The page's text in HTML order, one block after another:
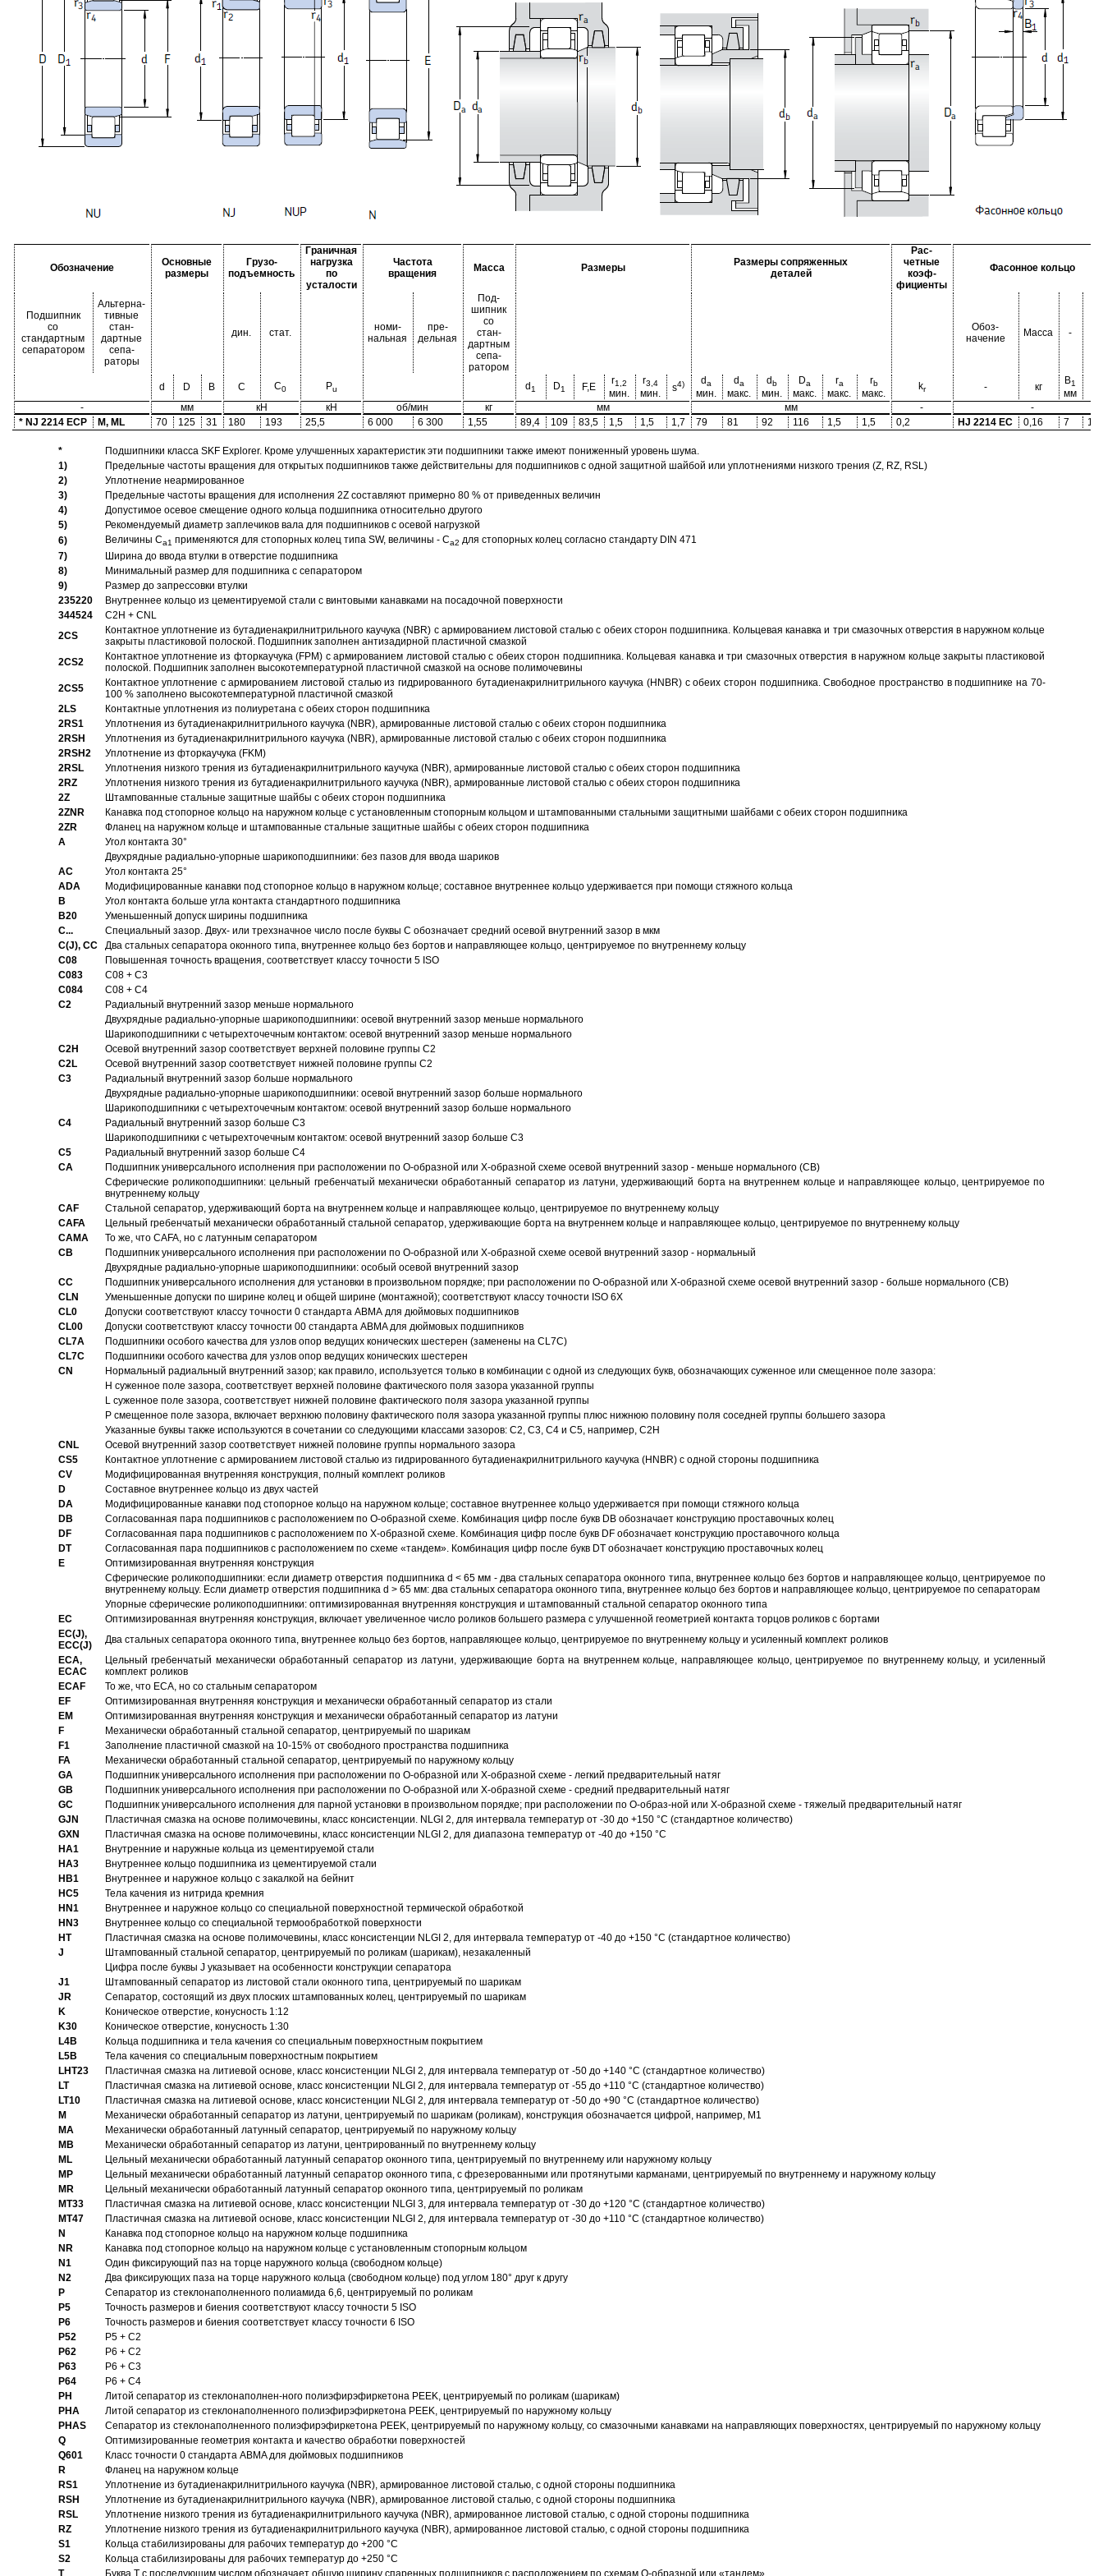
Обозначение
Основные
размеры
Грузо-
подъемность
Граничная
нагрузка
по
усталости
Частота
вращения
Масса Размеры
Размеры сопряженных
деталей
Рас-
четные
коэф-
фициенты
Фасонное кольцо
Подшипник
со
стандартным
сепаратором
Альтерна-
тивные
стан-
дартные
сепа-
раторы
дин. стат.
номи-
нальная
пре-
дельная
Под-
шипник
со
стан-
дартным
сепа-
ратором
Обоз-
начение
Масса -
d D B C C0 Pu d1 D1 F,E
r1,2
мин.
r3,4
мин.
s4) da
мин.
da
макс.
d b
мин.
Da
макс.
ra
макс.
rb
макс.
kr - кг
B1
мм
-
мм кН кН об/мин кг мм мм -
-
* NJ 2214 ECP
M, ML 70 125 31 180 193 25,5 6 000 6 300 1,55 89,4 109 83,5 1,5 1,5 1,7 79 81 92 116 1,5 1,5 0,2 HJ 2214 EC 0,16 7
*
Подшипники класса SKF Explorer. Кроме улучшенных характеристик эти подшипники также имеют пониженный уровень шума.
1)
Предельные частоты вращения для открытых подшипников также действительны для подшипников с одной защитной шайбой или уплотнениями низкого трения (Z, RZ, RSL)
2)
Уплотнение неармированное
3)
Предельные частоты вращения для исполнения 2Z составляют примерно 80 % от приведенных величин
4)
Допустимое осевое смещение одного кольца подшипника относительно другого
5)
Рекомендуемый диаметр заплечиков вала для подшипников с осевой нагрузкой
6)
Величины Ca1 применяются для стопорных колец типа SW, величины - Ca2 для стопорных колец согласно стандарту DIN 471
7)
Ширина до ввода втулки в отверстие подшипника
8)
Минимальный размер для подшипника с сепаратором
9)
Размер до запрессовки втулки
235220
Внутреннее кольцо из цементируемой стали с винтовыми канавками на посадочной поверхности
344524
C2H + CNL
2CS
Контактное уплотнение из бутадиенакрилнитрильного каучука (NBR) с армированием листовой сталью с обеих сторон подшипника. Кольцевая канавка и три смазочных отверстия в наружном кольце
закрыты пластиковой полоской. Подшипник заполнен антизадирной пластичной смазкой
2CS2
Контактное уплотнение из фторкаучука (FPM) с армированием листовой сталью с обеих сторон подшипника. Кольцевая канавка и три смазочных отверстия в наружном кольце закрыты пластиковой
полоской. Подшипник заполнен высокотемпературной пластичной смазкой на основе полимочевины
2CS5
Контактное уплотнение с армированием листовой сталью из гидрированного бутадиенакрилнитрильного каучука (HNBR) с обеих сторон подшипника. Свободное пространство в подшипнике на 70-
100 % заполнено высокотемпературной пластичной смазкой
2LS
Контактные уплотнения из полиуретана с обеих сторон подшипника
2RS1
Уплотнения из бутадиенакрилнитрильного каучука (NBR), армированные листовой сталью с обеих сторон подшипника
2RSH
Уплотнения из бутадиенакрилнитрильного каучука (NBR), армированные листовой сталью с обеих сторон подшипника
2RSH2
Уплотнение из фторкаучука (FKM)
2RSL
Уплотнения низкого трения из бутадиенакрилнитрильного каучука (NBR), армированные листовой сталью с обеих сторон подшипника
2RZ
Уплотнения низкого трения из бутадиенакрилнитрильного каучука (NBR), армированные листовой сталью с обеих сторон подшипника
2Z
Штампованные стальные защитные шайбы с обеих сторон подшипника
2ZNR
Канавка под стопорное кольцо на наружном кольце с установленным стопорным кольцом и штампованными стальными защитными шайбами с обеих сторон подшипника
2ZR
Фланец на наружном кольце и штампованные стальные защитные шайбы с обеих сторон подшипника
A
Угол контакта 30°
Двухрядные радиально-упорные шарикоподшипники: без пазов для ввода шариков
AC
Угол контакта 25°
ADA
Модифицированные канавки под стопорное кольцо в наружном кольце; составное внутреннее кольцо удерживается при помощи стяжного кольца
B
Угол контакта больше угла контакта стандартного подшипника
B20
Уменьшенный допуск ширины подшипника
C...
Специальный зазор. Двух- или трехзначное число после буквы С обозначает средний осевой внутренний зазор в мкм
C(J), CC
Два стальных сепаратора оконного типа, внутреннее кольцо без бортов и направляющее кольцо, центрируемое по внутреннему кольцу
C08
Повышенная точность вращения, соответствует классу точности 5 ISO
C083
C08 + C3
C084
C08 + C4
C2
Pадиальный внутренний зазор меньше нормального
Двухрядные радиально-упорные шарикоподшипники: осевой внутренний зазор меньше нормального
Шарикоподшипники с четырехточечным контактом: осевой внутренний зазор меньше нормального
C2H
Осевой внутренний зазор соответствует верхней половине группы C2
C2L
Осевой внутренний зазор соответствует нижней половине группы C2
C3
Pадиальный внутренний зазор больше нормального
Двухрядные радиально-упорные шарикоподшипники: осевой внутренний зазор больше нормального
Шарикоподшипники с четырехточечным контактом: осевой внутренний зазор больше нормального
C4
Pадиальный внутренний зазор больше C3
Шарикоподшипники с четырехточечным контактом: осевой внутренний зазор больше C3
C5
Pадиальный внутренний зазор больше C4
CA
Подшипник универсального исполнения при расположении по О-образной или Х-образной схеме осевой внутренний зазор - меньше нормального (CB)
Сферические роликоподшипники: цельный гребенчатый механически обработанный сепаратор из латуни, удерживающий борта на внутреннем кольце и направляющее кольцо, центрируемое по
внутреннему кольцу
CAF
Стальной сепаратор, удерживающий борта на внутреннем кольце и направляющее кольцо, центрируемое по внутреннему кольцу
CAFA
Цельный гребенчатый механически обработанный стальной сепаратор, удерживающие борта на внутреннем кольце и направляющее кольцо, центрируемое по внутреннему кольцу
CAMA
То же, что CAFA, но с латунным сепаратором
CB
Подшипник универсального исполнения при расположении по О-образной или Х-образной схеме осевой внутренний зазор - нормальный
Двухрядные радиально-упорные шарикоподшипники: особый осевой внутренний зазор
CC
Подшипник универсального исполнения для установки в произвольном порядке; при расположении по О-образной или Х-образной схеме осевой внутренний зазор - больше нормального (CB)
CLN
Уменьшенные допуски по ширине колец и общей ширине (монтажной); соответствуют классу точности ISO 6X
CL0
Допуски соответствуют классу точности 0 стандарта АВМА для дюймовых подшипников
CL00
Допуски соответствуют классу точности 00 стандарта ABMA для дюймовых подшипников
CL7A
Подшипники особого качества для узлов опор ведущих конических шестерен (заменены на CL7C)
CL7C
Подшипники особого качества для узлов опор ведущих конических шестерен
CN
Hормальный радиальный внутренний зазор; как правило, используется только в комбинации с одной из следующих букв, обозначающих суженное или смещенное поле зазора:
H суженное поле зазора, соответствует верхней половине фактического поля зазора указанной группы
L суженное поле зазора, соответствует нижней половине фактического поля зазора указанной группы
P смещенное поле зазора, включает верхнюю половину фактического поля зазора указанной группы плюс нижнюю половину поля соседней группы большего зазора
Указанные буквы также используются в сочетании со следующими классами зазоров: С2, C3, С4 и С5, например, С2Н
CNL
Осевой внутренний зазор соответствует нижней половине группы нормального зазора
CS5
Контактное уплотнение с армированием листовой сталью из гидрированного бутадиенакрилнитрильного каучука (HNBR) с одной стороны подшипника
CV
Модифицированная внутренняя конструкция, полный комплект роликов
D
Составное внутреннее кольцо из двух частей
DA
Модифицированные канавки под стопорное кольцо на наружном кольце; составное внутреннее кольцо удерживается при помощи стяжного кольца
DB
Согласованная пара подшипников с расположением по О-образной схеме. Комбинация цифр после букв DB обозначает конструкцию проставочных колец
DF
Согласованная пара подшипников с расположением по Х-образной схеме. Комбинация цифр после букв DF обозначает конструкцию проставочного кольца
DT
Согласованная пара подшипников с расположением по схеме «тандем». Комбинация цифр после букв DT обозначает конструкцию проставочных колец
E
Оптимизированная внутренняя конструкция
Сферические роликоподшипники: если диаметр отверстия подшипника d < 65 мм - два стальных сепаратора оконного типа, внутреннее кольцо без бортов и направляющее кольцо, центрируемое по
внутреннему кольцу. Если диаметр отверстия подшипника d > 65 мм: два стальных сепаратора оконного типа, внутреннее кольцо без бортов и направляющее кольцо, центрируемое по сепараторам
Упорные сферические роликоподшипники: оптимизированная внутренняя конструкция и штампованный стальной сепаратор оконного типа
EC
Oптимизированная внутренняя конструкция, включает увеличенное число роликов большего размера с улучшенной геометрией контакта торцов роликов с бортами
EC(J),
ECC(J)
Два стальных сепаратора оконного типа, внутреннее кольцо без бортов, направляющее кольцо, центрируемое по внутреннему кольцу и усиленный комплект роликов
ECA,
ECAC
Цельный гребенчатый механически обработанный сепаратор из латуни, удерживающие борта на внутреннем кольце, направляющее кольцо, центрируемое по внутреннему кольцу, и усиленный
комплект роликов
ECAF
То же, что ECA, но со стальным сепаратором
EF
Оптимизированная внутренняя конструкция и механически обработанный сепаратор из стали
EM
Оптимизированная внутренняя конструкция и механически обработанный сепаратор из латуни
F
Механически обработанный стальной сепаратор, центрируемый по шарикам
F1
Заполнение пластичной смазкой на 10-15% от свободного пространства подшипника
FA
Механически обработанный стальной сепаратор, центрируемый по наружному кольцу
GA
Подшипник универсального исполнения при расположении по О-образной или Х-образной схеме - легкий предварительный натяг
GB
Подшипник универсального исполнения при расположении по О-образной или Х-образной схеме - средний предварительный натяг
GC
Подшипник универсального исполнения для парной установки в произвольном порядке; при расположении по О-образ-ной или Х-образной схеме - тяжелый предварительный натяг
GJN
Пластичная смазка на основе полимочевины, класс консистенции. NLGI 2, для интервала температур от -30 до +150 °C (стандартное количество)
GXN
Пластичная смазка на основе полимочевины, класс консистенции NLGI 2, для диапазона температур от -40 до +150 °C
HA1
Внутренние и наружные кольца из цементируемой стали
HA3
Bнутреннее кольцо подшипника из цементируемой стали
HB1
Bнутреннее и наружное кольцо с закалкой на бейнит
HC5
Тела качения из нитрида кремния
HN1
Bнутреннее и наружное кольцо со специальной поверхностной термической обработкой
HN3
Внутреннее кольцо со специальной термообработкой поверхности
HT
Пластичная смазка на основе полимочевины, класс консистенции NLGI 2, для интервала температур от -40 до +150 °C (стандартное количество)
J
Штампованный стальной сепаратор, центрируемый по роликам (шарикам), незакаленный
Цифра после буквы J указывает на особенности конструкции сепаратора
J1
Штампованный сепаратор из листовой стали оконного типа, центрируемый по шарикам
JR
Сепаратор, состоящий из двух плоских штампованных колец, центрируемый по шарикам
K
Коническое отверстие, конусность 1:12
K30
Коническое отверстие, конусность 1:30
L4B
Кольца подшипника и тела качения со специальным поверхностным покрытием
L5B
Тела качения со специальным поверхностным покрытием
LHT23
Пластичная смазка на литиевой основе, класс консистенции NLGI 2, для интервала температур от -50 до +140 °C (стандартное количество)
LT
Пластичная смазка на литиевой основе, класс консистенции NLGI 2, для интервала температур от -55 до +110 °C (стандартное количество)
LT10
Пластичная смазка на литиевой основе, класс консистенции NLGI 2, для интервала температур от -50 до +90 °C (стандартное количество)
M
Механически обработанный сепаратор из латуни, центрируемый по шарикам (роликам), конструкция обозначается цифрой, например, M1
MA
Механически обработанный латунный сепаратор, центрируемый по наружному кольцу
MB
Механически обработанный сепаратор из латуни, центрированный по внутреннему кольцу
ML
Цельный механически обработанный латунный сепаратор оконного типа, центрируемый по внутреннему или наружному кольцу
MP
Цельный механически обработанный латунный сепаратор оконного типа, с фрезерованными или протянутыми карманами, центрируемый по внутреннему и наружному кольцу
MR
Цельный механически обработанный латунный сепаратор оконного типа, центрируемый по роликам
MT33
Пластичная смазка на литиевой основе, класс консистенции NLGI 3, для интервала температур от -30 до +120 °C (стандартное количество)
MT47
Пластичная смазка на литиевой основе, класс консистенции NLGI 2, для интервала температур от -30 до +110 °C (стандартное количество)
N
Канавка под стопорное кольцо на наружном кольце подшипника
NR
Канавка под стопорное кольцо на наружном кольце с установленным стопорным кольцом
N1
Один фиксирующий паз на торце наружного кольца (свободном кольце)
N2
Два фиксирующих паза на торце наружного кольца (свободном кольце) под углом 180° друг к другу
P
Cепаратор из стеклонаполненного полиамида 6,6, центрируемый по роликам
P5
Точность размеров и биения соответствуют классу точности 5 ISO
P6
Точность размеров и биения соответствует классу точности 6 ISO
P52
P5 + C2
P62
P6 + C2
P63
P6 + C3
P64
P6 + C4
PH
Литой сепаратор из стеклонаполнен-ного полиэфирэфиркетона PEEK, центрируемый по роликам (шарикам)
PHA
Литой сепаратор из стеклонаполненного полиэфирэфиркетона PEEK, центрируемый по наружному кольцу
PHAS
Сепаратор из стеклонаполненного полиэфирэфиркетона PEEK, центрируемый по наружному кольцу, со смазочными канавками на направляющих поверхностях, центрируемый по наружному кольцу
Q
Оптимизированные геометрия контакта и качество обработки поверхностей
Q601
Класс точности 0 стандарта ABMA для дюймовых подшипников
R
Фланец на наружном кольце
RS1
Уплотнение из бутадиенакрилнитрильного каучука (NBR), армированное листовой сталью, с одной стороны подшипника
RSH
Уплотнение из бутадиенакрилнитрильного каучука (NBR), армированное листовой сталью, с одной стороны подшипника
RSL
Уплотнение низкого трения из бутадиенакрилнитрильного каучука (NBR), армированное листовой сталью, с одной стороны подшипника
RZ
Уплотнение низкого трения из бутадиенакрилнитрильного каучука (NBR), армированное листовой сталью, с одной стороны подшипника
S1
Кольца стабилизированы для рабочих температур до +200 °C
S2
Кольца стабилизированы для рабочих температур до +250 °C
T
Буква T с последующим числом обозначает общую ширину спаренных подшипников с расположением по схемам О-образной или «тандем»